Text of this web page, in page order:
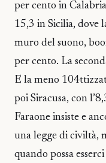
per cento in
15,3 in Sicilia, dove
muro del suono,
per cento. La
E la meno
poi Siracusa, con
Faraone insiste e
una legge di civiltà,
quando possa